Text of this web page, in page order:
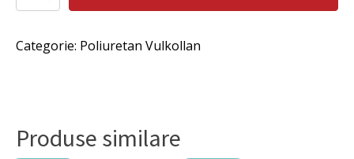
fost:
2.055 lei.
1.953 lei.
senila
395
Categorie: Poliuretan Vulkollan
Produse similare